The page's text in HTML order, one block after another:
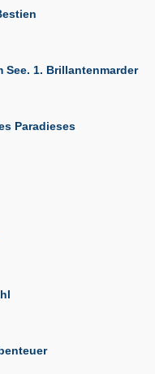
See. 1. Brillantenmarder
Paradieses